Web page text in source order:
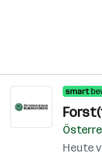
Heute